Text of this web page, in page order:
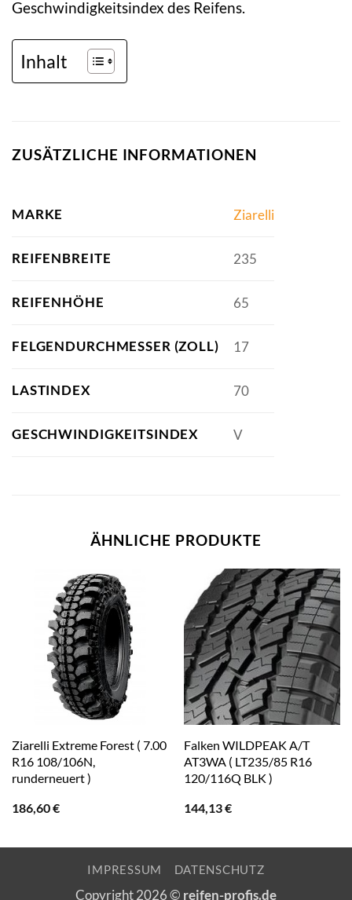
Geschwindigkeitsindex des Reifens.
Inhalt
ZUSÄTZLICHE INFORMATIONEN
MARKE Ziarelli
REIFENBREITE 235
REIFENHÖHE 65
FELGENDURCHMESSER (ZOLL) 17
LASTINDEX 70
GESCHWINDIGKEITSINDEX V
ÄHNLICHE PRODUKTE
Ziarelli Extreme Forest ( 7.00
R16 108/106N,
runderneuert )
186,60€
Falken WILDPEAK A/T
AT3WA ( LT235/85 R16
120/116Q BLK )
144,13€
IMPRESSUM DATENSCHUTZ
Copyright 2026 © reifen-profis.de